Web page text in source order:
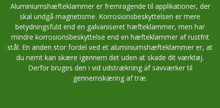
Aluminiumshæfteklammer er fremragende til applikationer, der
skal undgå magnetisme. Korrosionsbeskyttelsen er mere
betydningsfuld end en galvaniseret hæfteklammer, men har
mindre korrosionsbeskyttelse end en hæfteklammer af rustfrit
stål. En anden stor fordel ved et aluminiumshæfteklammer er, at
du nemt kan skære igennem det uden at skade dit værktøj.
Derfor bruges den i vid udstrækning af savværker til
gennemskæring af træ.